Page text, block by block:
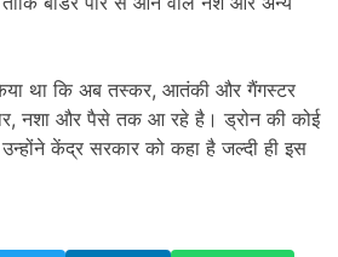
किया था कि अब तस्कर, आतंकी और गैंगस्टर
नशा और पैसे तक आ रहे है। ड्रोन की कोई
केंद्र सरकार को कहा है जल्दी ही इस